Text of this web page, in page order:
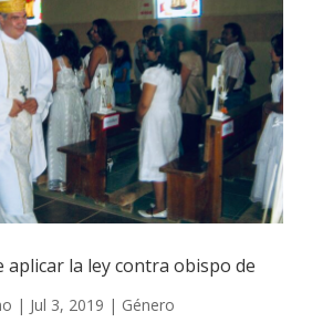
aplicar la ley contra obispo de
| Jul 3, 2019 | Género